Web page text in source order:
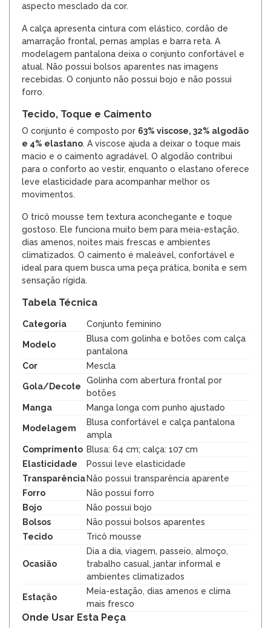
aspecto mesclado da cor.
A calça apresenta cintura com elástico, cordão de
amarração frontal, pernas amplas e barra reta. A
modelagem pantalona deixa o conjunto confortável e
atual. Não possui bolsos aparentes nas imagens
recebidas. O conjunto não possui bojo e não possui
forro.
Tecido, Toque e Caimento
O conjunto é composto por 63% viscose, 32% algodão
e 4% elastano. A viscose ajuda a deixar o toque mais
macio e o caimento agradável. O algodão contribui
para o conforto ao vestir, enquanto o elastano oferece
leve elasticidade para acompanhar melhor os
movimentos.
O tricô mousse tem textura aconchegante e toque
gostoso. Ele funciona muito bem para meia-estação,
dias amenos, noites mais frescas e ambientes
climatizados. O caimento é maleável, confortável e
ideal para quem busca uma peça prática, bonita e sem
sensação rígida.
Tabela Técnica
Categoria Conjunto feminino
Modelo
Blusa com golinha e botões com calça
pantalona
Cor
Mescla
Gola/Decote
Golinha com abertura frontal por
botões
Manga
Manga longa com punho ajustado
Modelagem
Blusa confortável e calça pantalona
ampla
Comprimento Blusa: 64 cm; calça: 107 cm
Elasticidade
Possui leve elasticidade
TransparênciaNão possui transparência aparente
Forro
Não possui forro
Bojo
Não possui bojo
Bolsos
Não possui bolsos aparentes
Tecido
Tricô mousse
Ocasião
Dia a dia, viagem, passeio, almoço,
trabalho casual, jantar informal e
ambientes climatizados
Estação
Meia-estação, dias amenos e clima
mais fresco
Onde Usar Esta Peça